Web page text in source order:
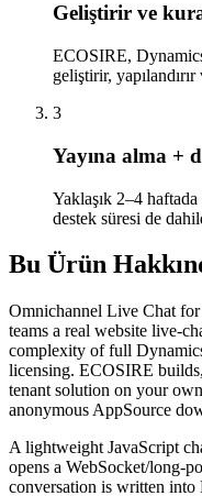
Geliştirir ve
ECOSIRE,
geliştirir,
3
Yayına alma +
Yaklaşık 2–4 haftada
destek süresi de
Bu Ürün
Omnichannel Live Chat
teams a real website live-
complexity of full
licensing. ECOSIRE
tenant solution on your
anonymous AppSource
A lightweight JavaScript
opens a WebSocket/long-
conversation is written into